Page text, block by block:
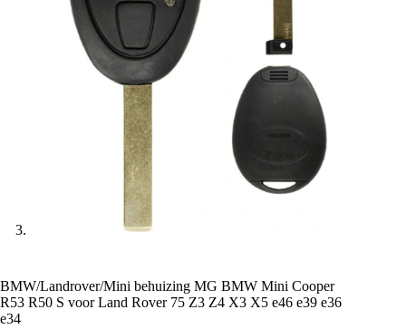
BMW/Landrover/Mini behuizing MG BMW Mini Cooper
R53 R50 S voor Land Rover 75 Z3 Z4 X3 X5 e46 e39 e36
e34